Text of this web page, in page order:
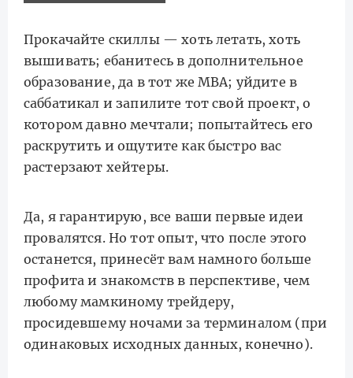
Прокачайте скиллы — хоть летать, хоть
вышивать; ебанитесь в дополнительное
образование, да в тот же MBA; уйдите в
саббатикал и запилите тот свой проект, о
котором давно мечтали; попытайтесь его
раскрутить и ощутите как быстро вас
растерзают хейтеры.
Да, я гарантирую, все ваши первые идеи
провалятся. Но тот опыт, что после этого
останется, принесёт вам намного больше
профита и знакомств в перспективе, чем
любому мамкиному трейдеру,
просидевшему ночами за терминалом (при
одинаковых исходных данных, конечно).